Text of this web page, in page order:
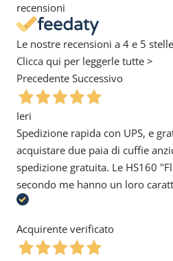
recensioni
Le nostre recensioni a 4 e 5
Clicca qui per leggerle tutte >
Precedente Successivo
Ieri
Spedizione rapida con UPS, e
acquistare due paia di cuffie
spedizione gratuita. Le HS160
secondo me hanno un loro
Acquirente verificato